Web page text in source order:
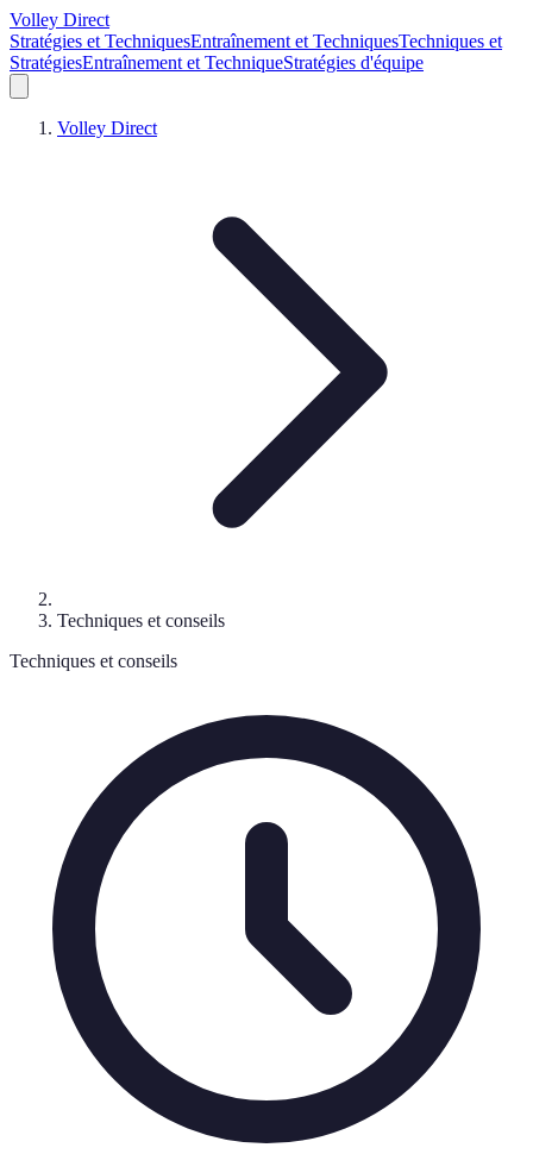
Volley Direct
Stratégies et TechniquesEntraînement et TechniquesTechniques et
StratégiesEntraînement et TechniqueStratégies d'équipe
Volley Direct
Techniques et conseils
Techniques et conseils